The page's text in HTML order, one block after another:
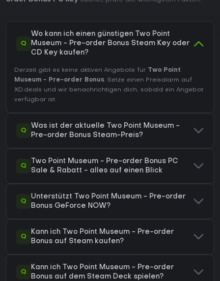
Q
Wo kann ich einen günstigen Two Point
Museum - Pre-order Bonus Steam Key oder
CD Key kaufen?
Derzeit gibt es keine aktiven Angebote für Two Point
Museum - Pre-order Bonus. Setze einen Preisalarm auf
XD.deals und wir benachrichtigen dich, sobald ein Angebot
verfügbar ist.
Q
Was ist der aktuelle Two Point Museum -
Pre-order Bonus Steam-Preis?
Q
Two Point Museum - Pre-order Bonus PC
Sale & Rabatt - alles auf einen Blick
Q
Unterstützt Two Point Museum - Pre-order
Bonus GeForce NOW?
Q
Kann ich Two Point Museum - Pre-order
Bonus auf Steam kaufen?
Q
Kann ich Two Point Museum - Pre-order
Bonus auf dem Steam Deck spielen?